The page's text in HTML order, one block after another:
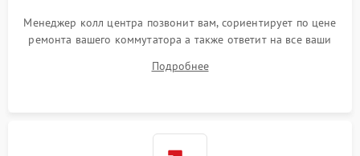
Менеджер колл центра позвонит вам, сориентирует по цене
ремонта вашего коммутатора а также ответит на все ваши
Подробнее